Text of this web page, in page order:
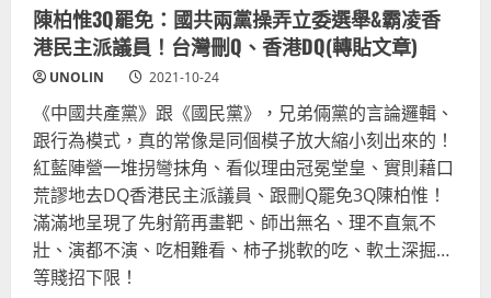
輪
姦
葉
妻
毒
殺
邪
惡
歷
史
網
攻
無
卻
用！
中
共
紅
統
派
威
脅
中
華
民
陳柏惟3Q罷免：國共兩黨操弄立委選舉&霸凌香
港民主派議員！台灣刪Q、香港DQ(轉貼文章)
UNOLIN 2021-10-24
《中國共產黨》跟《國民黨》，兄弟倆黨的言論邏輯、
跟行為模式，真的常像是同個模子放大縮小刻出來的！
紅藍陣營一堆拐彎抹角、看似理由冠冕堂皇、實則藉口
荒謬地去DQ香港民主派議員、跟刪Q罷免3Q陳柏惟！
滿滿地呈現了先射箭再畫靶、師出無名、理不直氣不
壯、演都不演、吃相難看、柿子挑軟的吃、軟土深掘…
等賤招下限！